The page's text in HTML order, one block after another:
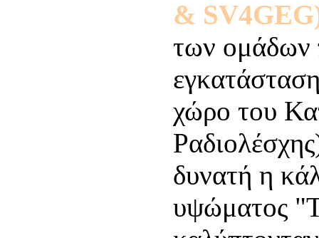
&
των ομάδων
χώρο του
δυνατή η
υψώματος